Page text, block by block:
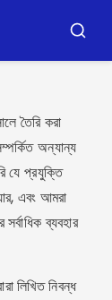
তৈরি করা
অন্যান্য
যে প্রযুক্তি
এবং আমরা
ব্যবহার
লিখিত নিবন্ধ